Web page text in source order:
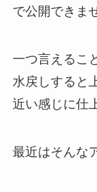
で公開できま
一つ言えるこ
水戻しすると
近い感じに仕
最近はそんな